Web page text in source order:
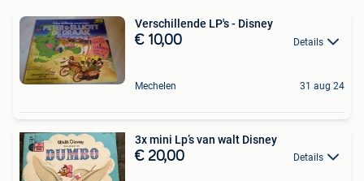
Verschillende LP's - Disney
€ 10,00 Details
Mechelen 31 aug 24
3x mini Lp’s van walt Disney
€ 20,00 Details